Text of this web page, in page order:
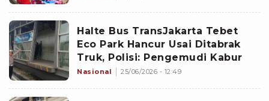
Halte Bus TransJakarta Tebet
Eco Park Hancur Usai Ditabrak
Truk, Polisi: Pengemudi Kabur
Nasional 25/06/2026 - 12:49